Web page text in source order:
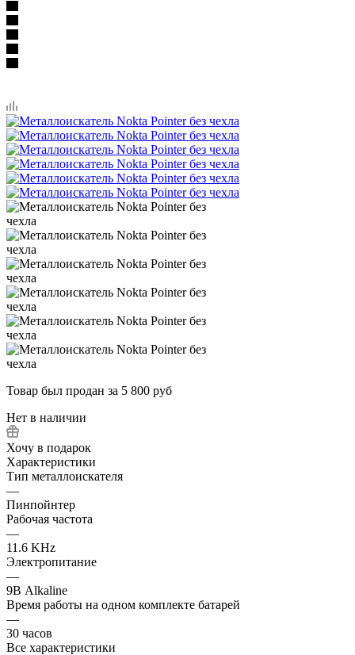
Товар был продан за 5 800 руб
Нет в наличии
Хочу в подарок
Характеристики
Тип металлоискателя
—
Пинпойнтер
Рабочая частота
—
11.6 KHz
Электропитание
—
9В Alkaline
Время работы на одном комплекте батарей
—
30 часов
Все характеристики